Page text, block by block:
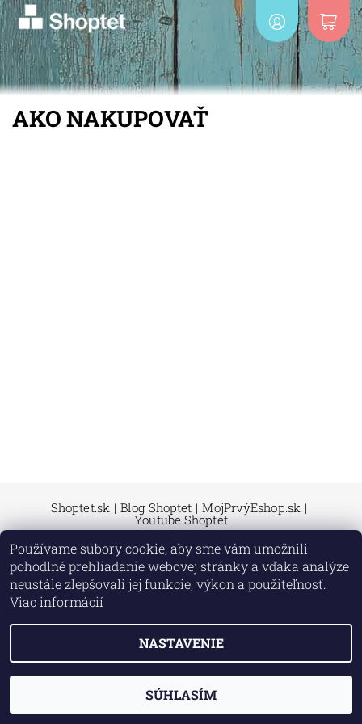
AKO NAKUPOVAŤ
Shoptet.sk | Blog Shoptet | MojPrvýEshop.sk |
Youtube Shoptet
2026 © Echo.shoptet.sk, všetky práva vyhradené
Používame súbory cookie, aby sme vám umožnili
pohodlné prehliadanie webovej stránky a vďaka analýze
neustále zlepšovali jej funkcie, výkon a použiteľnosť.
Viac informácií
NASTAVENIE
SÚHLASÍM